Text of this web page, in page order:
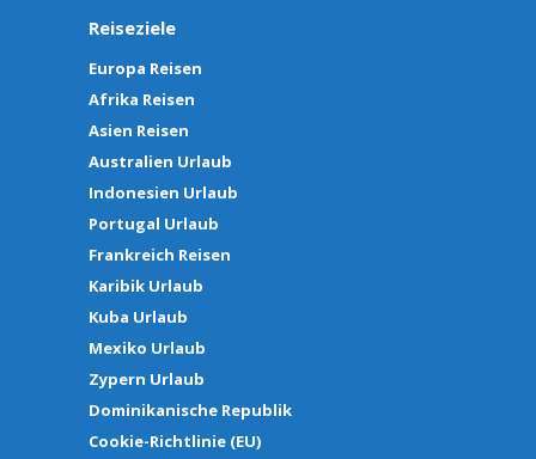
Reiseziele
Europa Reisen
Afrika Reisen
Asien Reisen
Australien Urlaub
Indonesien Urlaub
Portugal Urlaub
Frankreich Reisen
Karibik Urlaub
Kuba Urlaub
Mexiko Urlaub
Zypern Urlaub
Dominikanische Republik
Cookie-Richtlinie (EU)